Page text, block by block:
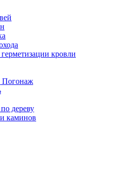
кровли
Погонаж
дереву
каминов